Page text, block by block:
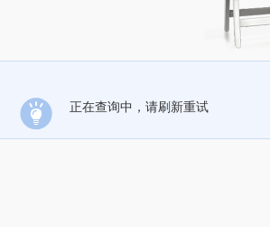
正在查询中，请刷新重试